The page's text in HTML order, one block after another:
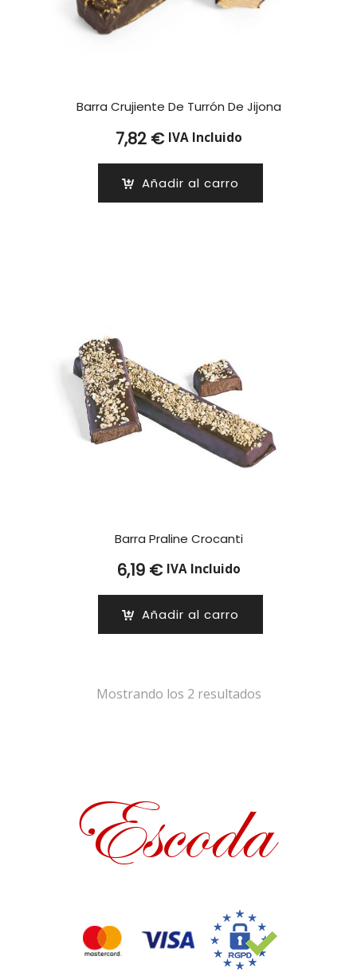
Barra Crujiente De Turrón De Jijona
7,82 € IVA Incluido
Añadir al carro
Barra Praline Crocanti
6,19 € IVA Incluido
Añadir al carro
Mostrando los 2 resultados